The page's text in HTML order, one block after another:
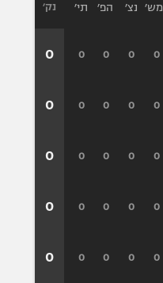
מש׳ נצ׳ הפ׳ תי׳
0
0
0
0
0
0
0
0
0
0
0
0
0
0
0
0
0
0
0
0
נק׳
0
0
0
0
0